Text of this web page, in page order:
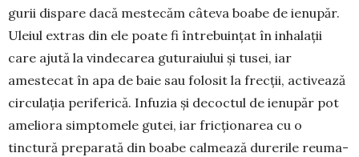
gurii dispare dacă mestecăm câteva boa­be de ienupăr.
Uleiul extras din ele poate fi întrebuințat în inhalații
care ajută la vin­decarea guturaiului și tu­sei, iar
amestecat în apa de baie sau folosit la frec­ții, activează
circu­lația periferică. Infuzia și decoctul de ienupăr pot
ameliora simpto­mele gutei, iar fricțio­narea cu o
tinctură preparată din boabe calmează durerile reuma­